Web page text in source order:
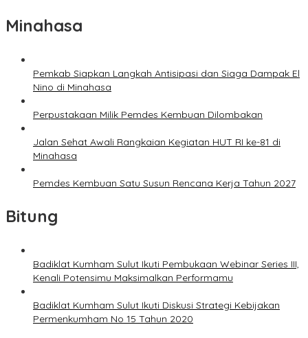
Minahasa
Pemkab Siapkan Langkah Antisipasi dan Siaga Dampak El
Nino di Minahasa
Perpustakaan Milik Pemdes Kembuan Dilombakan
Jalan Sehat Awali Rangkaian Kegiatan HUT RI ke-81 di
Minahasa
Pemdes Kembuan Satu Susun Rencana Kerja Tahun 2027
Bitung
Badiklat Kumham Sulut Ikuti Pembukaan Webinar Series III,
Kenali Potensimu Maksimalkan Performamu
Badiklat Kumham Sulut Ikuti Diskusi Strategi Kebijakan
Permenkumham No 15 Tahun 2020